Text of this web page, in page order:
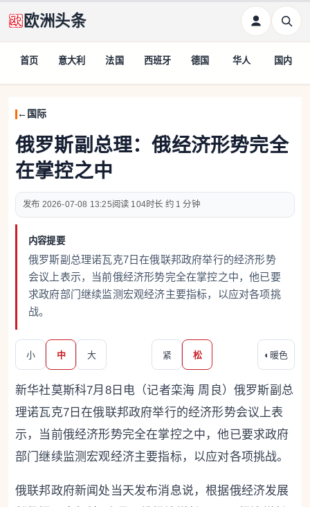
欧洲头条
首页 意大利 法国 西班牙 德国 华人 国内
国际
俄罗斯副总理：俄经济形势完全
在掌控之中
2026-07-08 13:25 104 约 1 分钟
内容提要
俄罗斯副总理诺瓦克7日在俄联邦政府举行的经济形势
会议上表示，当前俄经济形势完全在掌控之中，他已要
求政府部门继续监测宏观经济主要指标，以应对各项挑
战。
小 中 大 紧 松 ◐ 暖色
新华社莫斯科7月8日电（记者栾海 周良）俄罗斯副总
理诺瓦克7日在俄联邦政府举行的经济形势会议上表
示，当前俄经济形势完全在掌控之中，他已要求政府
部门继续监测宏观经济主要指标，以应对各项挑战。
俄联邦政府新闻处当天发布消息说，根据俄经济发展